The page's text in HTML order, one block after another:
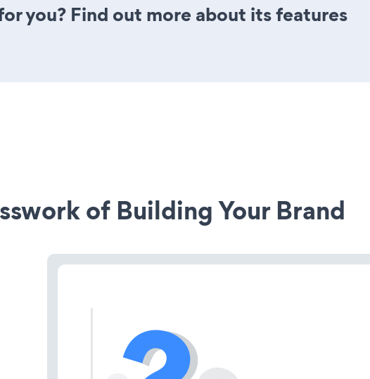
you? Find out more about its features
of Building Your Brand